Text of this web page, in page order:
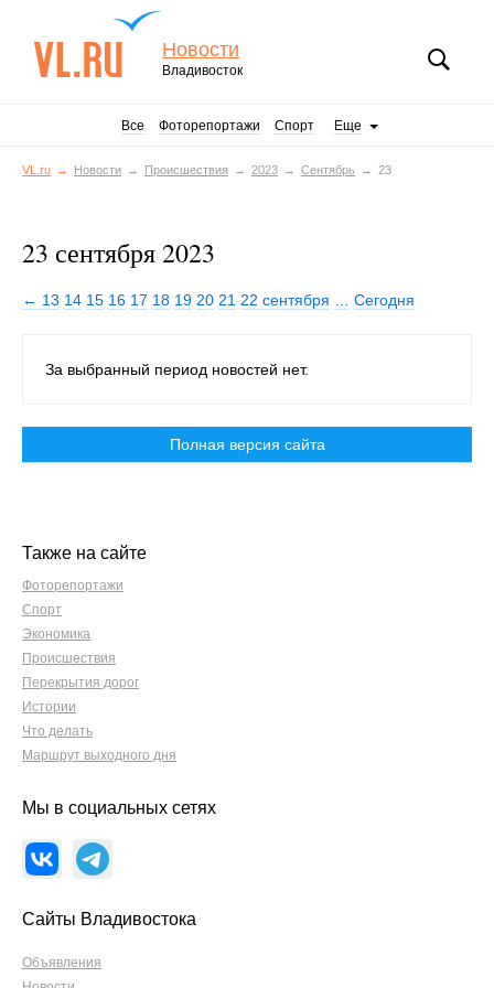
Новости
Владивосток
Все Фоторепортажи Спорт Еще
VL.ru Новости Происшествия 2023 Сентябрь 23
23 сентября 2023
← 13 14 15 16 17 18 19 20 21 22 сентября Сегодня
За выбранный период новостей нет.
Полная версия сайта
Также на сайте
Фоторепортажи
Спорт
Экономика
Происшествия
Перекрытия дорог
Истории
Что делать
Маршрут выходного дня
Мы в социальных сетях
Сайты Владивостока
Объявления